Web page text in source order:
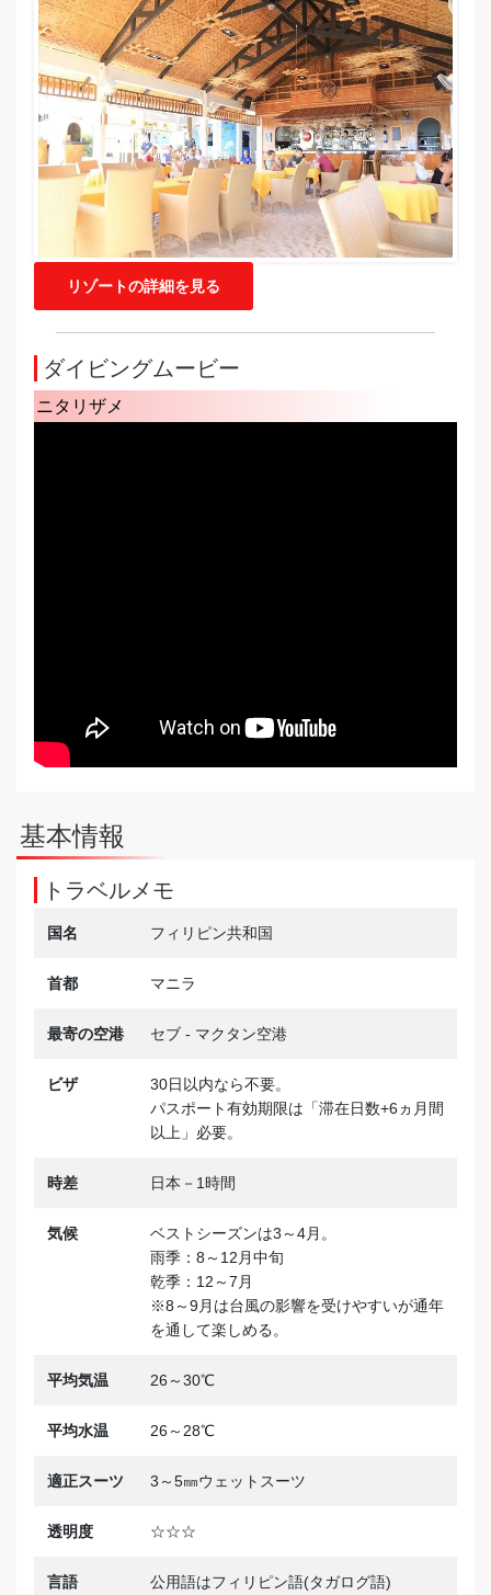
リゾートの詳細を見る
ダイビングムービー
ニタリザメ
基本情報
トラベルメモ
国名 フィリピン共和国
首都 マニラ
最寄の空港 セブ - マクタン空港
ビザ
30日以内なら不要。
パスポート有効期限は「滞在日数+6ヵ月間
以上」必要。
時差 日本－1時間
気候
ベストシーズンは3～4月。
雨季：8～12月中旬
乾季：12～7月
※8～9月は台風の影響を受けやすいが通年
を通して楽しめる。
平均気温 26～30℃
平均水温 26～28℃
適正スーツ 3～5㎜ウェットスーツ
透明度 ☆☆☆
言語
公用語はフィリピン語(タガログ語)